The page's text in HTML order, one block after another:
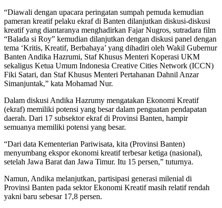
“Diawali dengan upacara peringatan sumpah pemuda kemudian
pameran kreatif pelaku ekraf di Banten dilanjutkan diskusi-diskusi
kreatif yang diantaranya menghadirkan Fajar Nugros, sutradara film
“Balada si Roy” kemudian dilanjutkan dengan diskusi panel dengan
tema ‘Kritis, Kreatif, Berbahaya’ yang dihadiri oleh Wakil Gubernur
Banten Andika Hazrumi, Staf Khusus Menteri Koperasi UKM
sekaligus Ketua Umum Indonesia Creative Cities Network (ICCN)
Fiki Satari, dan Staf Khusus Menteri Pertahanan Dahnil Anzar
Simanjuntak,” kata Mohamad Nur.
Dalam diskusi Andika Hazrumy mengatakan Ekonomi Kreatif
(ekraf) memiliki potensi yang besar dalam penguatan pendapatan
daerah. Dari 17 subsektor ekraf di Provinsi Banten, hampir
semuanya memiliki potensi yang besar.
“Dari data Kementerian Pariwisata, kita (Provinsi Banten)
menyumbang ekspor ekonomi kreatif terbesar ketiga (nasional),
setelah Jawa Barat dan Jawa Timur. Itu 15 persen,” tuturnya.
Namun, Andika melanjutkan, partisipasi generasi milenial di
Provinsi Banten pada sektor Ekonomi Kreatif masih relatif rendah
yakni baru sebesar 17,8 persen.